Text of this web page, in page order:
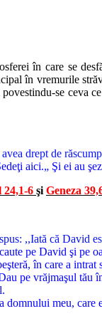
în care se
în vremurile
se
drept de
aici.„ Şi ei au
24,1-6 şiGeneza
,,Iată că David
pe David şi pe
în care a
pe vrăjmaşul tău
meu,